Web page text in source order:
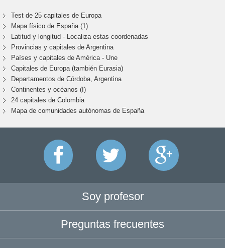
Test de 25 capitales de Europa
Mapa físico de España (1)
Latitud y longitud - Localiza estas coordenadas
Provincias y capitales de Argentina
Países y capitales de América - Une
Capitales de Europa (también Eurasia)
Departamentos de Córdoba, Argentina
Continentes y océanos (I)
24 capitales de Colombia
Mapa de comunidades autónomas de España
Soy profesor
Preguntas frecuentes